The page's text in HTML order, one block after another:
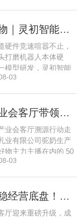
、稳现金流搭建、试
业双重发展困境
今日华表人物｜灵初智能CEO王启斌：押注千万级数据解锁具身智能质变
硬件竞速喧嚣不止，
打磨机器人本体硬
模型研发，灵初智能
初心，以自研操作大
拆解其从创立第一天
行业拐点的核心
03
业会客厅溯源行动走
业有限公司驼奶生产
物主力主播在内的 50
团深入工厂一线实地
浸式实景打卡、全流
疆优质驼奶
03
厅迎来重磅升级，成